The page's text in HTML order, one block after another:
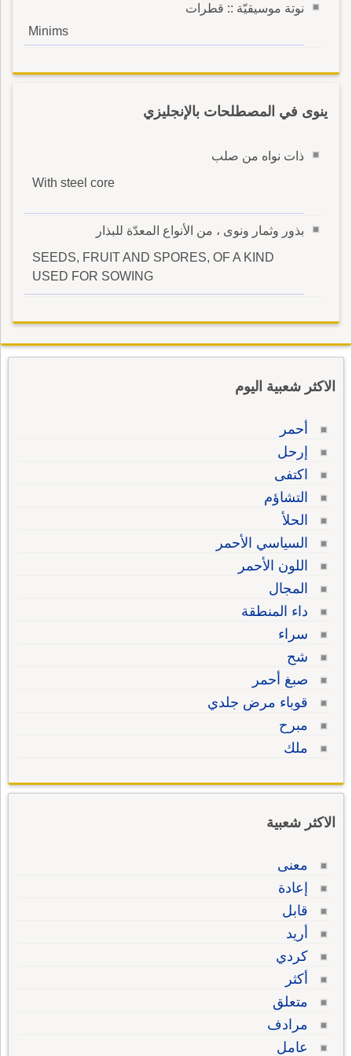
نوتة موسيقيّة :: قطرات
Minims
ينوى في المصطلحات بالإنجليزي
ذات نواه من صلب
With steel core
بذور وثمار ونوى ، من الأنواع المعدّة للبذار
SEEDS, FRUIT AND SPORES, OF A KIND
USED FOR SOWING
الاكثر شعبية اليوم
أحمر
إرحل
اكتفى
التشاؤم
الحلأ
السياسي الأحمر
اللون الأحمر
المجال
داء المنطقة
سراء
شح
صبغ أحمر
قوباء مرض جلدي
مبرح
ملك
الاكثر شعبية
معنى
إعادة
قابل
أريد
كردي
أكثر
متعلق
مرادف
عامل